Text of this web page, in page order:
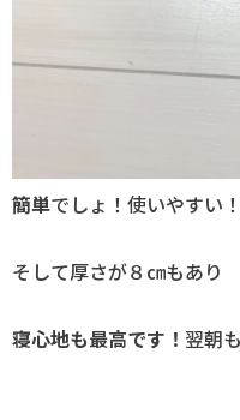
簡単でしょ！使いやすい！
そして厚さが８㎝もあり
寝心地も最高です！ 翌朝